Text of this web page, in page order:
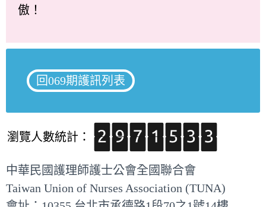
傲！
回069期護訊列表
瀏覽人數統計：
中華民國護理師護士公會全國聯合會
Taiwan Union of Nurses Association (TUNA)